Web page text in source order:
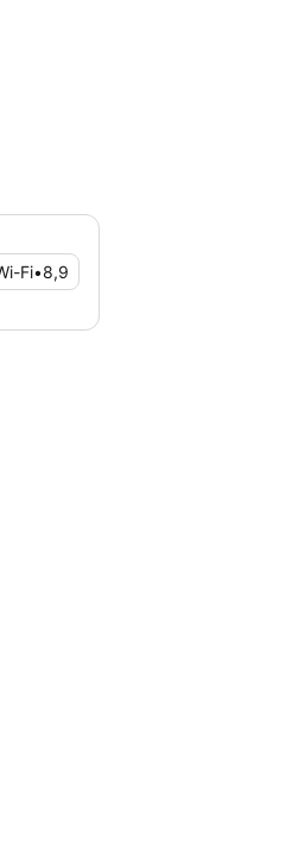
Fi•8,9